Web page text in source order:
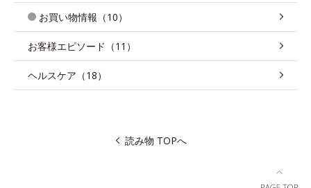
お買い物情報（10）
お客様エピソード（11）
ヘルスケア（18）
読み物 TOPへ